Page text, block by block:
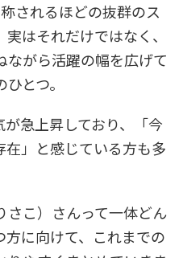
されるほどの抜群のス
はそれだけではなく、
がら活躍の幅を広げて
とつ。
急上昇しており、「今
」と感じている方も多
さこ）さんって一体どん
に向けて、これまでの